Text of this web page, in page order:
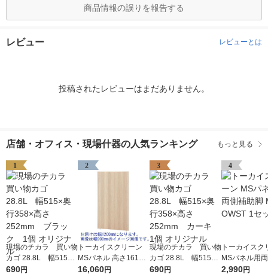
商品情報の誤りを報告する
レビュー レビューとは
投稿されたレビューはまだありません。
店舗・オフィス・現場什器の人気ランキング もっと見る
1
現場のチカラ 買い物
カゴ 28.8L 幅515×
奥行358×高さ252mm
690円
2
トーカイスクリーン
MSパネル 高さ1615m
m×幅1200mm 木目調
16,060円
3
現場のチカラ 買い物
カゴ 28.8L 幅515×
奥行358×高さ252mm
690円
4
トーカイスク
MSパネル用
脚 MS-OWST
2,990円